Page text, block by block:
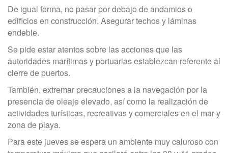
De igual forma, no pasar por debajo de andamios o
edificios en construcción. Asegurar techos y láminas
endeble.
Se pide estar atentos sobre las acciones que las
autoridades marítimas y portuarias establezcan referente al
cierre de puertos.
También, extremar precauciones a la navegación por la
presencia de oleaje elevado, así como la realización de
actividades turísticas, recreativas y comerciales en el mar y
zona de playa.
Para este jueves se espera un ambiente muy caluroso con